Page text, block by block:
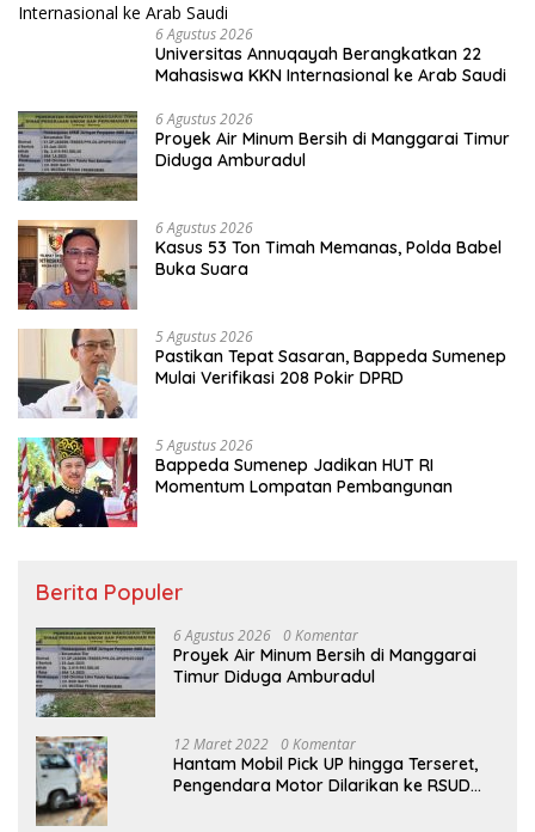
6 Agustus 2026
Universitas Annuqayah Berangkatkan 22
Mahasiswa KKN Internasional ke Arab Saudi
6 Agustus 2026
Proyek Air Minum Bersih di Manggarai Timur
Diduga Amburadul
6 Agustus 2026
Kasus 53 Ton Timah Memanas, Polda Babel
Buka Suara
5 Agustus 2026
Pastikan Tepat Sasaran, Bappeda Sumenep
Mulai Verifikasi 208 Pokir DPRD
5 Agustus 2026
Bappeda Sumenep Jadikan HUT RI
Momentum Lompatan Pembangunan
Berita Populer
6 Agustus 2026 0 Komentar
Proyek Air Minum Bersih di Manggarai
Timur Diduga Amburadul
12 Maret 2022 0 Komentar
Hantam Mobil Pick UP hingga Terseret,
Pengendara Motor Dilarikan ke RSUD